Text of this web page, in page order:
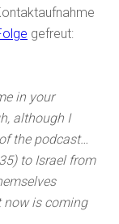
gefreut:
in your
although I
the podcast…
to Israel from
now is coming